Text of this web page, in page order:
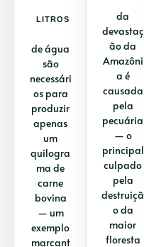
LITROS
de água
são
necessári
os para
produzir
apenas
um
quilogra
ma de
carne
bovina
— um
exemplo
marcant
da
devastaç
ão da
Amazôni
a é
causada
pela
pecuária
— o
principal
culpado
pela
destruiçã
o da
maior
floresta